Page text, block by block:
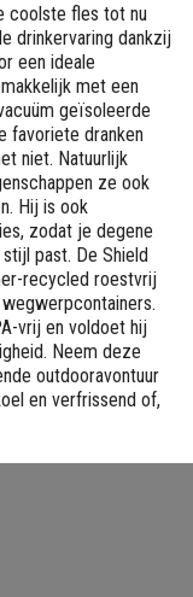
coolste fles tot nu
drinkervaring dankzij
een ideale
met een
geïsoleerde
favoriete dranken
niet. Natuurlijk
ze ook
Hij is ook
zodat je degene
past. De Shield
recycled roestvrij
vrij en voldoet hij
Neem deze
outdooravontuur
en verfrissend of,